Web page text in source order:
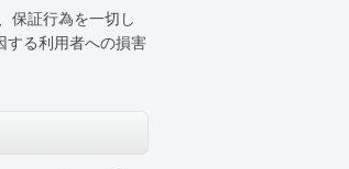
保証行為を一切し
する利用者への損害